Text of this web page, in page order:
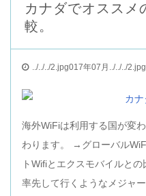
カナダでオススメ
較。
../../../2.jpg017年07月../../../
海外WiFiは利用する国が変
わります。 →グローバル
トWifiとエクスモバイルと
率先して行くようなメジャ